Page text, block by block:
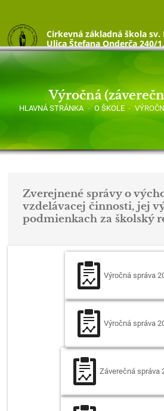
Cirkevná základná škola sv.
Ulica Štefana Onderča 240/
Výročná
HLAVNÁ STRÁNKA - O ŠKOLE -
Zverejnené správy o
vzdelávacej činnosti, jej
podmienkach za školský
Výročná správa
Výročná správa
Záverečná správa